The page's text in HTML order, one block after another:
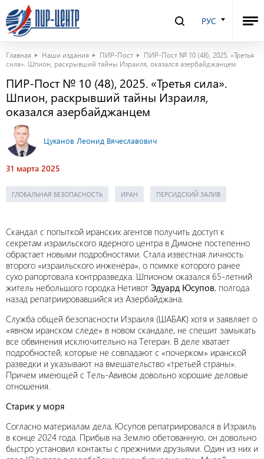
РУС
Главная Наши издания ПИР-Пост
ПИР-Пост № 10 (48), 2025. «Третья
сила». Шпион, раскрывший тайны Израиля, оказался азербайджанцем
ПИР-Пост № 10 (48), 2025. «Третья сила».
Шпион, раскрывший тайны Израиля,
оказался азербайджанцем
Цуканов Леонид Вячеславович
31 марта 2025
ГЛОБАЛЬНАЯ БЕЗОПАСНОСТЬ ИРАН ПЕРСИДСКИЙ ЗАЛИВ
Скандал с попыткой иранских агентов получить доступ к
секретам израильского ядерного центра в Димоне постепенно
обрастает новыми подробностями. Стала известная личность
второго «израильского инженера», о поимке которого ранее
сухо рапортовала контрразведка. Шпионом оказался 65-летний
житель небольшого городка Нетивот Эдуард Юсупов, полгода
назад репатриировавшийся из Азербайджана.
Служба общей безопасности Израиля (ШАБАК) хотя и заявляет о
«явном иранском следе» в новом скандале, не спешит замыкать
все обвинения исключительно на Тегеран. В деле хватает
подробностей, которые не совпадают с «почерком» иранской
разведки и указывают на вмешательство «третьей страны».
Причем имеющей с Тель-Авивом довольно хорошие деловые
отношения.
Старик у моря
Согласно материалам дела, Юсупов репатриировался в Израиль
в конце 2024 года. Прибыв на Землю обетованную, он довольно
быстро установил контакты с прежними друзьями. Один из них и